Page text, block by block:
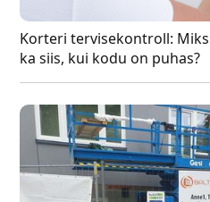
Korteri tervisekontroll:
ka siis, kui kodu on puhas?